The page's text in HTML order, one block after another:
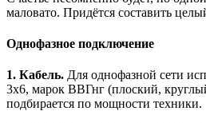
маловато. Придётся составить
Однофазное подключение
1. Кабель. Для однофазной сети
3х6, марок ВВГнг (плоский,
подбирается по мощности техники.